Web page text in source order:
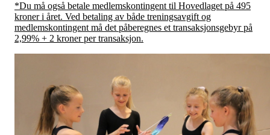
*Du må også betale medlemskontingent til Hovedlaget på 495
kroner i året. Ved betaling av både treningsavgift og
medlemskontingent må det påberegnes et transaksjonsgebyr på
2,99% + 2 kroner per transaksjon.